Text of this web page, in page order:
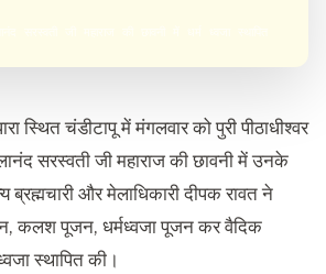
स्थित चंडीटापू में मंगलवार को पुरी पीठाधीश्वर
सरस्वती जी महाराज की छावनी में उनके
ब्रह्मचारी और मेलाधिकारी दीपक रावत ने
कलश पूजन, धर्मध्वजा पूजन कर वैदिक
स्थापित की।